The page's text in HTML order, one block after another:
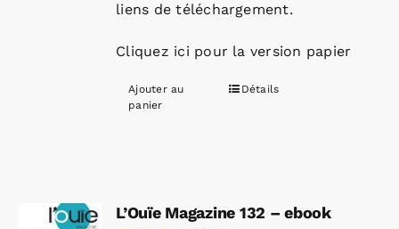
liens de téléchargement.
Cliquez ici pour la version papier
Ajouter au
panier
Détails
L’Ouïe Magazine 132 – ebook